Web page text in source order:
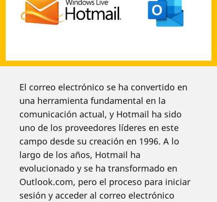
El correo electrónico se ha convertido en
una herramienta fundamental en la
comunicación actual, y Hotmail ha sido
uno de los proveedores líderes en este
campo desde su creación en 1996. A lo
largo de los años, Hotmail ha
evolucionado y se ha transformado en
Outlook.com, pero el proceso para iniciar
sesión y acceder al correo electrónico